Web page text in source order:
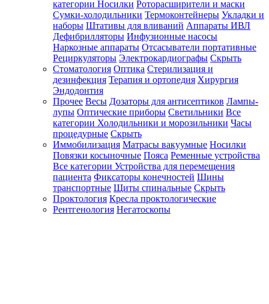
категории Носилки Роторасширители и маски
Сумки-холодильники Термоконтейнеры Укладки и
наборы Штативы для вливаний Аппараты ИВЛ
Дефибрилляторы Инфузионные насосы
Наркозные аппараты Отсасыватели портативные
Рециркуляторы Электрокардиографы Скрыть
Стоматология Оптика Стерилизация и
дезинфекция Терапия и ортопедия Хирургия
Эндодонтия
Прочее Весы Дозаторы для антисептиков Лампы-
лупы Оптические приборы Светильники Все
категории Холодильники и морозильники Часы
процедурные Скрыть
Иммобилизация Матрасы вакуумные Носилки
Повязки косыночные Пояса Ременные устройства
Все категории Устройства для перемещения
пациента Фиксаторы конечностей Шины
транспортные Щиты спинальные Скрыть
Проктология Кресла проктологические
Рентгенология Негатоскопы